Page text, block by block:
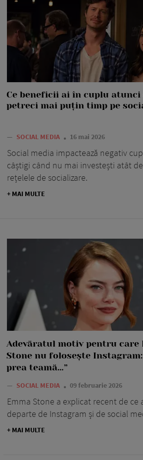
Ce beneficii ai în cuplu atunci
petreci mai puțin timp pe
— SOCIAL MEDIA 16 mai 2026
Social media impactează negativ
câștigi când nu mai investești atât
rețelele de socializare.
+ MAI MULTE
Adevăratul motiv pentru care
Stone nu folosește
prea teamă…”
— SOCIAL MEDIA 09 februarie 2026
Emma Stone a explicat recent de ce
departe de Instagram și de social
+ MAI MULTE